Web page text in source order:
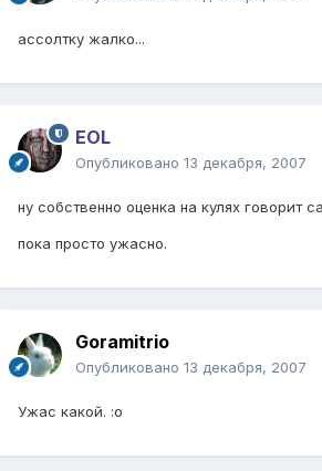
ассолтку жалко...
EOL
Опубликовано 13 декабря, 2007
ну собственно оценка на кулях говорит
пока просто ужасно.
Goramitrio
Опубликовано 13 декабря, 2007
Ужас какой. :o